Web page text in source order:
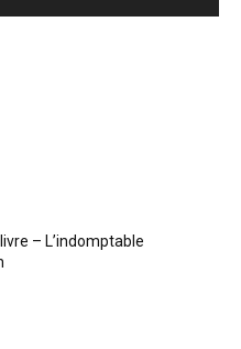
– L’indomptable